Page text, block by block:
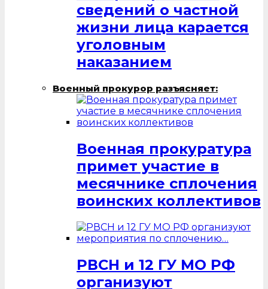
сведений о частной
жизни лица карается
уголовным
наказанием
Военный прокурор разъясняет:
Военная прокуратура
примет участие в
месячнике сплочения
воинских коллективов
РВСН и 12 ГУ МО РФ
организуют